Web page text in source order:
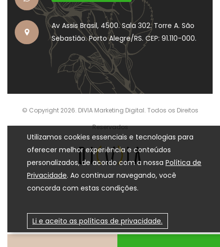
Av Assis Brasil, 4500. Sala 302. Torre A. São
Sebastião. Porto Alegre/RS. CEP: 91.110-000.
© Copyright 2026. DIVIA Marketing Digital. Todos os Direitos
Reservados
Utilizamos cookies essenciais e tecnologias para
oferecer melhor experiência e conteúdos
personalizados, de acordo com a nossa Política de
Privacidade. Ao continuar navegando, você
concorda com estas condições.
Li e aceito as políticas de privacidade.